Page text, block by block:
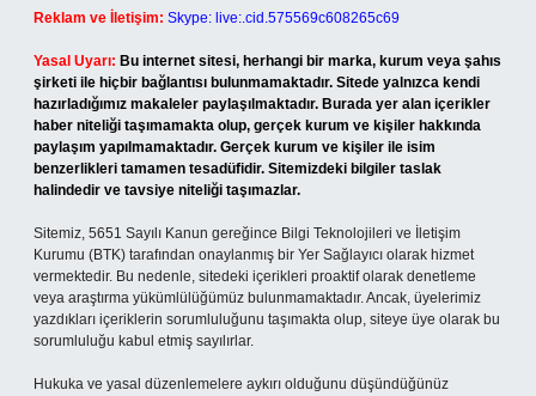
Reklam ve İletişim: Skype: live:.cid.575569c608265c69
Yasal Uyarı: Bu internet sitesi, herhangi bir marka, kurum veya şahıs
şirketi ile hiçbir bağlantısı bulunmamaktadır. Sitede yalnızca kendi
hazırladığımız makaleler paylaşılmaktadır. Burada yer alan içerikler
haber niteliği taşımamakta olup, gerçek kurum ve kişiler hakkında
paylaşım yapılmamaktadır. Gerçek kurum ve kişiler ile isim
benzerlikleri tamamen tesadüfidir. Sitemizdeki bilgiler taslak
halindedir ve tavsiye niteliği taşımazlar.
Sitemiz, 5651 Sayılı Kanun gereğince Bilgi Teknolojileri ve İletişim
Kurumu (BTK) tarafından onaylanmış bir Yer Sağlayıcı olarak hizmet
vermektedir. Bu nedenle, sitedeki içerikleri proaktif olarak denetleme
veya araştırma yükümlülüğümüz bulunmamaktadır. Ancak, üyelerimiz
yazdıkları içeriklerin sorumluluğunu taşımakta olup, siteye üye olarak bu
sorumluluğu kabul etmiş sayılırlar.
Hukuka ve yasal düzenlemelere aykırı olduğunu düşündüğünüz